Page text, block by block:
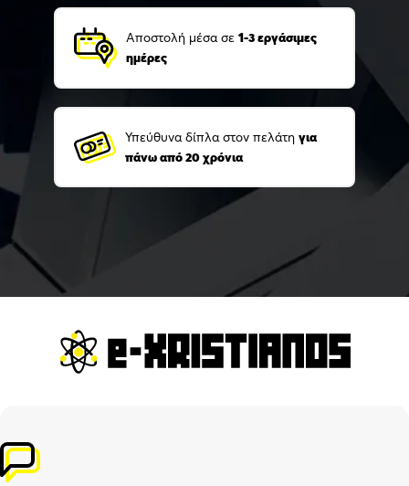
Αποστολή μέσα σε 1-3 εργάσιμες
ημέρες
Υπεύθυνα δίπλα στον πελάτη για
πάνω από 20 χρόνια